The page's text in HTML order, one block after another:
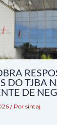
DO TJBA
DE
/ Por sintaj